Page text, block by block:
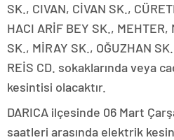
SK., CIVAN, CİVAN SK.,
HACI ARİF BEY SK., MEHTER,
SK., MİRAY SK., OĞUZHAN
REİS CD. sokaklarında veya
kesintisi olacaktır.
DARICA ilçesinde 06 Mart
saatleri arasında elektrik